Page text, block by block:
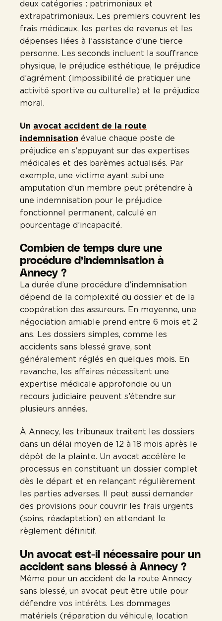
deux catégories : patrimoniaux et
extrapatrimoniaux. Les premiers couvrent les
frais médicaux, les pertes de revenus et les
dépenses liées à l’assistance d’une tierce
personne. Les seconds incluent la souffrance
physique, le préjudice esthétique, le préjudice
d’agrément (impossibilité de pratiquer une
activité sportive ou culturelle) et le préjudice
moral.
Un avocat accident de la route
indemnisation évalue chaque poste de
préjudice en s’appuyant sur des expertises
médicales et des barèmes actualisés. Par
exemple, une victime ayant subi une
amputation d’un membre peut prétendre à
une indemnisation pour le préjudice
fonctionnel permanent, calculé en
pourcentage d’incapacité.
Combien de temps dure une
procédure d’indemnisation à
Annecy ?
La durée d’une procédure d’indemnisation
dépend de la complexité du dossier et de la
coopération des assureurs. En moyenne, une
négociation amiable prend entre 6 mois et 2
ans. Les dossiers simples, comme les
accidents sans blessé grave, sont
généralement réglés en quelques mois. En
revanche, les affaires nécessitant une
expertise médicale approfondie ou un
recours judiciaire peuvent s’étendre sur
plusieurs années.
À Annecy, les tribunaux traitent les dossiers
dans un délai moyen de 12 à 18 mois après le
dépôt de la plainte. Un avocat accélère le
processus en constituant un dossier complet
dès le départ et en relançant régulièrement
les parties adverses. Il peut aussi demander
des provisions pour couvrir les frais urgents
(soins, réadaptation) en attendant le
règlement définitif.
Un avocat est-il nécessaire pour un
accident sans blessé à Annecy ?
Même pour un accident de la route Annecy
sans blessé, un avocat peut être utile pour
défendre vos intérêts. Les dommages
matériels (réparation du véhicule, location